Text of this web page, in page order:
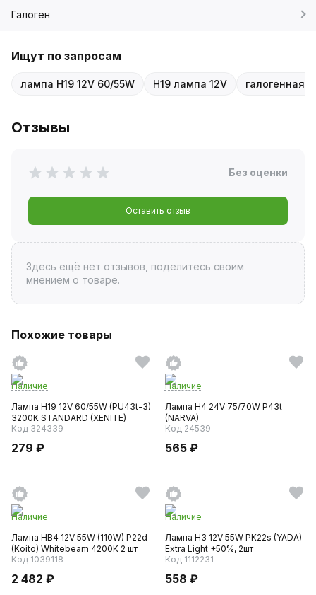
Галоген
Ищут по запросам
лампа H19 12V 60/55W H19 лампа 12V галогенная
Отзывы
Без оценки
Оставить отзыв
Здесь ещё нет отзывов, поделитесь своим
мнением о товаре.
Похожие товары
Наличие
Лампа H19 12V 60/55W (PU43t-3)
3200K STANDARD (XENITE)
Код 324339
279 ₽
Наличие
Лампа H4 24V 75/70W P43t
(NARVA)
Код 24539
565 ₽
Наличие
Лампа HB4 12V 55W (110W) P22d
(Koito) Whitebeam 4200K 2 шт
Код 1039118
2 482 ₽
Наличие
Лампа H3 12V 55W PK22s (YADA)
Extra Light +50%, 2шт
Код 1112231
558 ₽